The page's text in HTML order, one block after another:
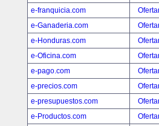
e-franquicia.com
e-Ganaderia.com
e-Honduras.com
e-Oficina.com
e-pago.com
e-precios.com
e-presupuestos.com
e-Productos.com